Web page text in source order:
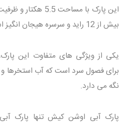
بیش از 12 راید و سرسره هیجان انگیز است.
یکی از ویژگی های متفاوت این
برای فصول سرد است که آب استخرها و
نگه می دارد.
پارک آبی اوشن کیش تنها پارک